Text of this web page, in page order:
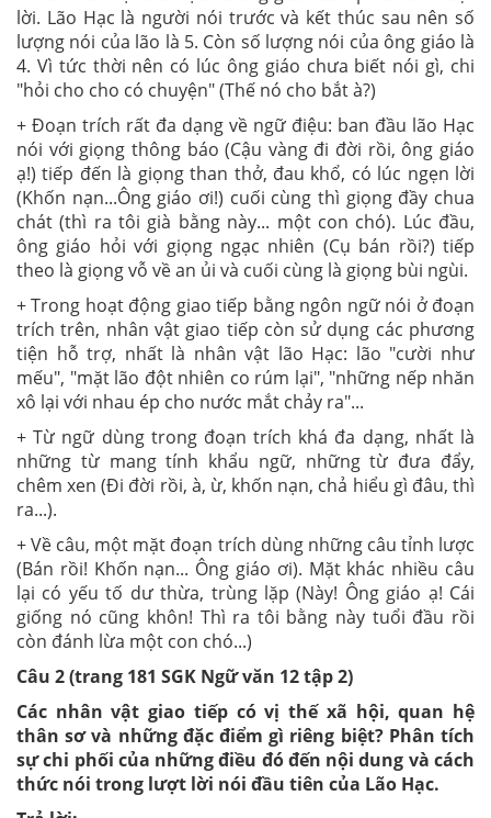
lời. Lão Hạc là người nói trước và kết thúc sau nên số
lượng nói của lão là 5. Còn số lượng nói của ông giáo là
4. Vì tức thời nên có lúc ông giáo chưa biết nói gì, chi
"hỏi cho cho có chuyện" (Thế nó cho bắt à?)
+ Đoạn trích rất đa dạng về ngữ điệu: ban đầu lão Hạc
nói với giọng thông báo (Cậu vàng đi đời rồi, ông giáo
ạ!) tiếp đến là giọng than thở, đau khổ, có lúc ngẹn lời
(Khốn nạn...Ông giáo ơi!) cuối cùng thì giọng đầy chua
chát (thì ra tôi già bằng này... một con chó). Lúc đầu,
ông giáo hỏi với giọng ngạc nhiên (Cụ bán rồi?) tiếp
theo là giọng vỗ về an ủi và cuối cùng là giọng bùi ngùi.
+ Trong hoạt động giao tiếp bằng ngôn ngữ nói ở đoạn
trích trên, nhân vật giao tiếp còn sử dụng các phương
tiện hỗ trợ, nhất là nhân vật lão Hạc: lão "cười như
mếu", "mặt lão đột nhiên co rúm lại", "những nếp nhăn
xô lại với nhau ép cho nước mắt chảy ra"...
+ Từ ngữ dùng trong đoạn trích khá đa dạng, nhất là
những từ mang tính khẩu ngữ, những từ đưa đẩy,
chêm xen (Đi đời rồi, à, ừ, khốn nạn, chả hiểu gì đâu, thì
ra...).
+ Về câu, một mặt đoạn trích dùng những câu tỉnh lược
(Bán rồi! Khốn nạn... Ông giáo ơi). Mặt khác nhiều câu
lại có yếu tố dư thừa, trùng lặp (Này! Ông giáo ạ! Cái
giống nó cũng khôn! Thì ra tôi bằng này tuổi đầu rồi
còn đánh lừa một con chó...)
Câu 2 (trang 181 SGK Ngữ văn 12 tập 2)
Các nhân vật giao tiếp có vị thế xã hội, quan hệ
thân sơ và những đặc điểm gì riêng biệt? Phân tích
sự chi phối của những điều đó đến nội dung và cách
thức nói trong lượt lời nói đầu tiên của Lão Hạc.